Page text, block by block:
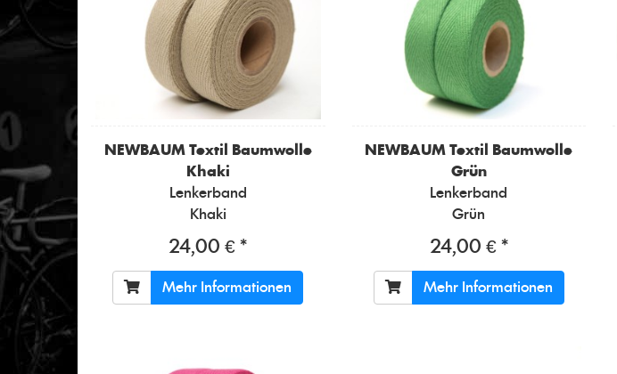
NEWBAUM Textil Baumwolle
Khaki
Lenkerband
Khaki
24,00 € *
Mehr Informationen
NEWBAUM Textil Baumwolle
Grün
Lenkerband
Grün
24,00 € *
Mehr Informationen